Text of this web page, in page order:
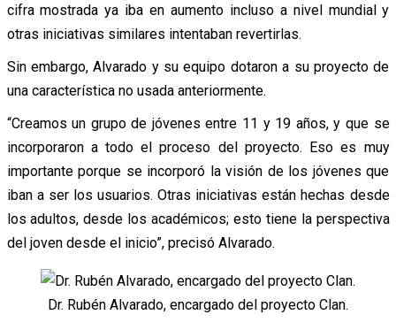
cifra mostrada ya iba en aumento incluso a nivel mundial y
otras iniciativas similares intentaban revertirlas.
Sin embargo, Alvarado y su equipo dotaron a su proyecto de
una característica no usada anteriormente.
“Creamos un grupo de jóvenes entre 11 y 19 años, y que se
incorporaron a todo el proceso del proyecto. Eso es muy
importante porque se incorporó la visión de los jóvenes que
iban a ser los usuarios. Otras iniciativas están hechas desde
los adultos, desde los académicos; esto tiene la perspectiva
del joven desde el inicio”, precisó Alvarado.
Dr. Rubén Alvarado, encargado del proyecto Clan.